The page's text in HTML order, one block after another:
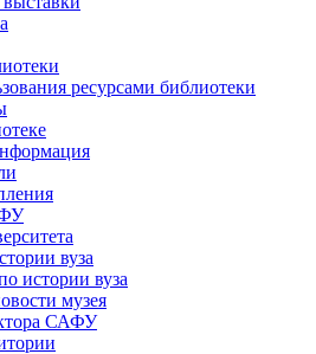
ресурсами библиотеки
вуза
истории вуза
музея
САФУ